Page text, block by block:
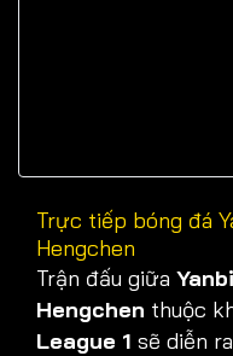
Trực tiếp bóng đá
Hengchen
Trận đấu giữa
Hengchen thuộc
League 1 sẽ diễn